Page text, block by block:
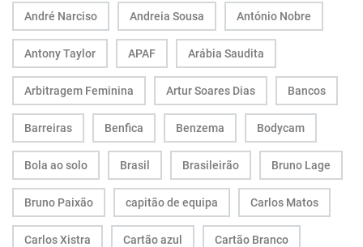
André Narciso Andreia Sousa António Nobre
Antony Taylor APAF Arábia Saudita
Arbitragem Feminina Artur Soares Dias Bancos
Barreiras Benfica Benzema Bodycam
Bola ao solo Brasil Brasileirão Bruno Lage
Bruno Paixão capitão de equipa Carlos Matos
Carlos Xistra Cartão azul Cartão Branco